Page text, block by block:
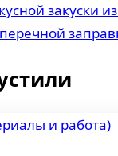
закуски
и работа)